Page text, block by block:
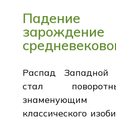
зарождение
Распад Западной
стал
классического